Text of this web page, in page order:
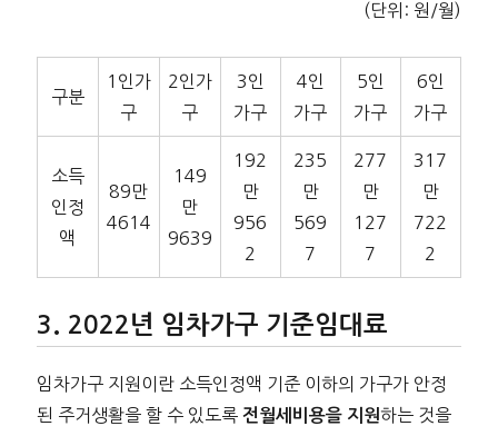
(단위: 원/월)
구분
1인가
구
2인가
구
3인
가구
4인
가구
5인
가구
6인
가구
소득
인정
액
89만
4614
149
만
9639
192
만
956
2
235
만
569
7
277
만
127
7
317
만
722
2
2022년 임차가구 기준임대료
임차가구 지원이란 소득인정액 기준 이하의 가구가 안정
된 주거생활을 할 수 있도록 전월세비용을 지원 하는 것을